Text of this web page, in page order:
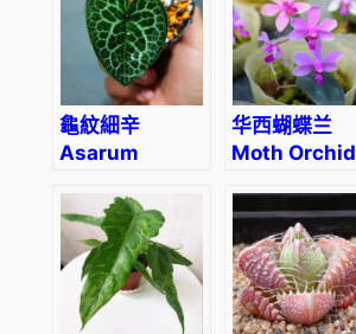
龜紋細辛
Asarum
(Asarum sp.)
华西蝴蝶兰
Moth Orchid
wilsonii)